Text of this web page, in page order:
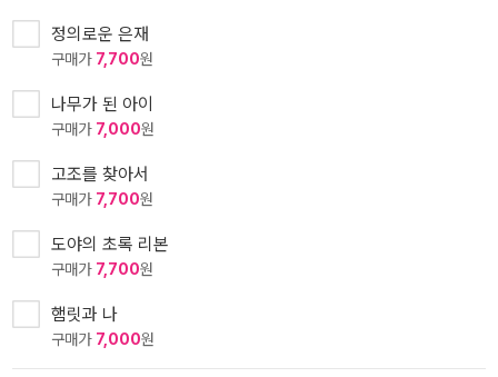
정의로운 은재
구매가 7,700원
나무가 된 아이
구매가 7,000원
고조를 찾아서
구매가 7,700원
도야의 초록 리본
구매가 7,700원
햄릿과 나
구매가 7,000원